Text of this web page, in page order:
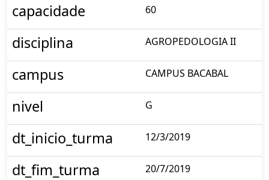
capacidade 60
disciplina AGROPEDOLOGIA II
campus CAMPUS BACABAL
nivel G
dt_inicio_turma 12/3/2019
dt_fim_turma 20/7/2019